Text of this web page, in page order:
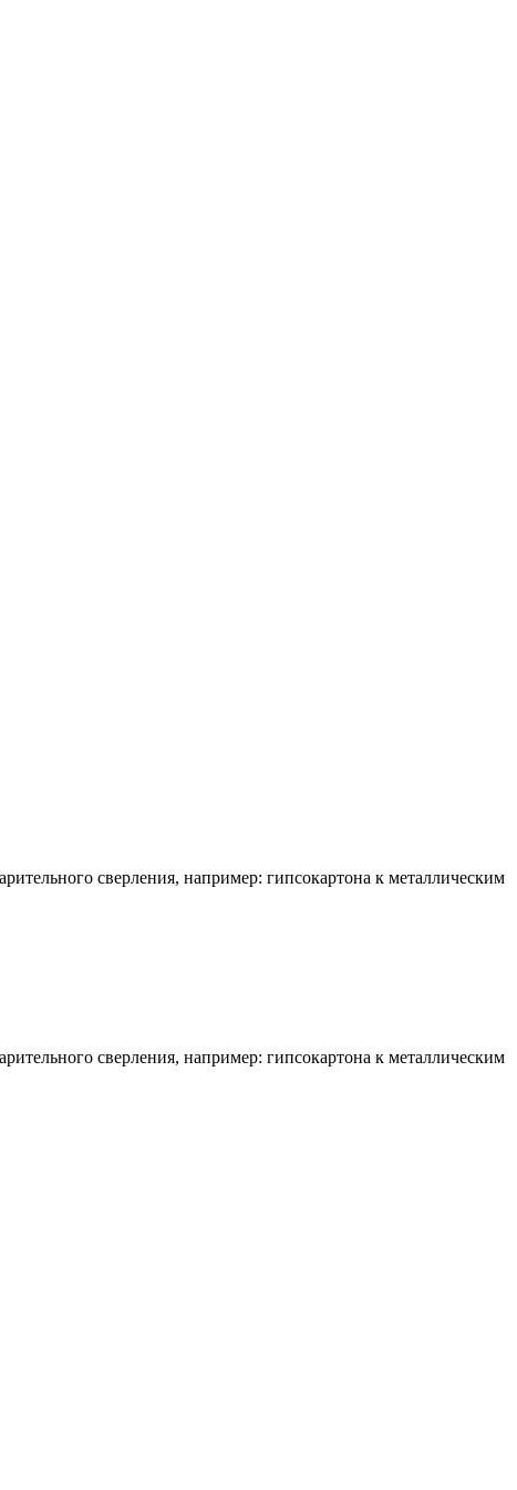
сверления, например: гипсокартона к металлическим
сверления, например: гипсокартона к металлическим